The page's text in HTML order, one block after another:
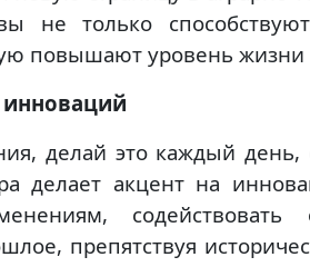
не только
повышают уровень жизни
делай это каждый день,
делает акцент на
содействовать
препятствуя